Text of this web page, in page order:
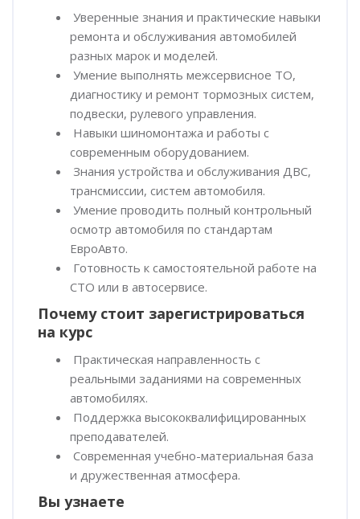
Уверенные знания и практические навыки
ремонта и обслуживания автомобилей
разных марок и моделей.
Умение выполнять межсервисное ТО,
диагностику и ремонт тормозных систем,
подвески, рулевого управления.
Навыки шиномонтажа и работы с
современным оборудованием.
Знания устройства и обслуживания ДВС,
трансмиссии, систем автомобиля.
Умение проводить полный контрольный
осмотр автомобиля по стандартам
ЕвроАвто.
Готовность к самостоятельной работе на
СТО или в автосервисе.
Почему стоит зарегистрироваться
на курс
Практическая направленность с
реальными заданиями на современных
автомобилях.
Поддержка высококвалифицированных
преподавателей.
Современная учебно-материальная база
и дружественная атмосфера.
Вы узнаете